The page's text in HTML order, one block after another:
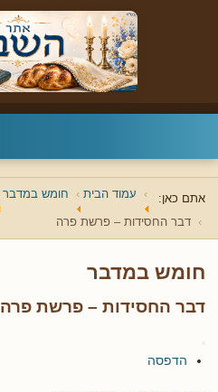
אתם כאן: עמוד הבית חומש במדבר
דבר החסידות – פרשת פרה
חומש במדבר
דבר החסידות – פרשת פרה
הדפסה